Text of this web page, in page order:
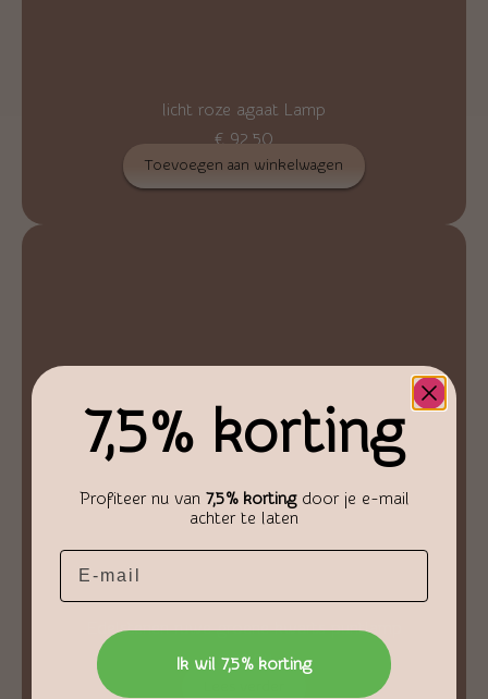
licht roze agaat Lamp
€92,50
Toevoegen aan winkelwagen
Edelstenen ruwe groene kwarts puntlamp
€79,94
7,5% korting
Profiteer nu van 7,5% kortingdoor je e-mail
achter te laten
Email
Ik wil 7,5% korting